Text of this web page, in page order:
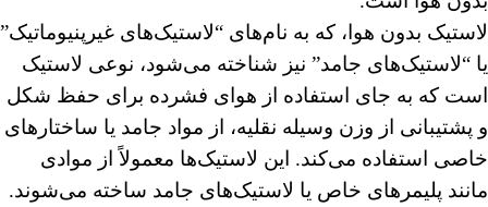
لاستیک بدون هوا، که به نام‌های “لاستیک‌های غیرپنیوماتیک”
یا “لاستیک‌های جامد” نیز شناخته می‌شود، نوعی لاستیک
است که به جای استفاده از هوای فشرده برای حفظ شکل
و پشتیبانی از وزن وسیله نقلیه، از مواد جامد یا ساختارهای
خاصی استفاده می‌کند. این لاستیک‌ها معمولاً از موادی
مانند پلیمرهای خاص یا لاستیک‌های جامد ساخته می‌شوند.